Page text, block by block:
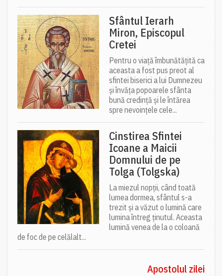
Sfântul Ierarh
Miron, Episcopul
Cretei
Pentru o viață îmbunătățită ca
aceasta a fost pus preot al
sfintei biserici a lui Dumnezeu
și învăța popoarele sfânta
bună credință și le întărea
spre nevoințele cele...
Cinstirea Sfintei
Icoane a Maicii
Domnului de pe
Tolga (Tolgska)
La miezul nopții, când toată
lumea dormea, sfântul s-a
trezit și a văzut o lumină care
lumina întreg ținutul. Aceasta
lumină venea de la o coloană
de foc de pe celălalt...
Apostolul zilei